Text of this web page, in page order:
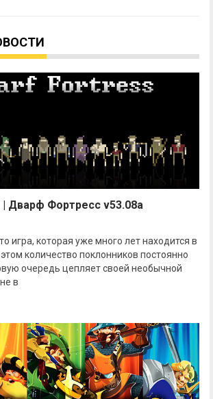
Дварф Фортресс v53.08a
игра, которая уже много лет находится в
количество поклонников постоянно
очередь цепляет своей необычной
в